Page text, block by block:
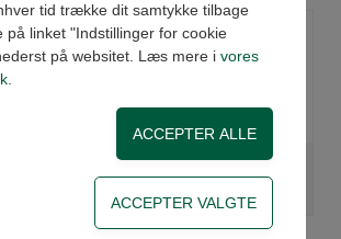
tid trække dit samtykke tilbage
på linket "Indstillinger for cookie
på websitet. Læs mere i vores